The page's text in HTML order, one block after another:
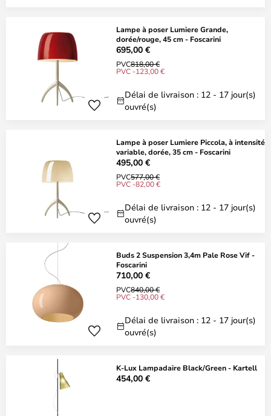
Lampe à poser Lumiere Grande,
dorée/rouge, 45 cm - Foscarini
695,00 €
PVC818,00 €
PVC -123,00 €
Délai de livraison : 12 - 17 jour(s)
ouvré(s)
Lampe à poser Lumiere Piccola, à intensité
variable, dorée, 35 cm - Foscarini
495,00 €
PVC577,00 €
PVC -82,00 €
Délai de livraison : 12 - 17 jour(s)
ouvré(s)
Buds 2 Suspension 3,4m Pale Rose Vif -
Foscarini
710,00 €
PVC840,00 €
PVC -130,00 €
Délai de livraison : 12 - 17 jour(s)
ouvré(s)
K-Lux Lampadaire Black/Green - Kartell
454,00 €